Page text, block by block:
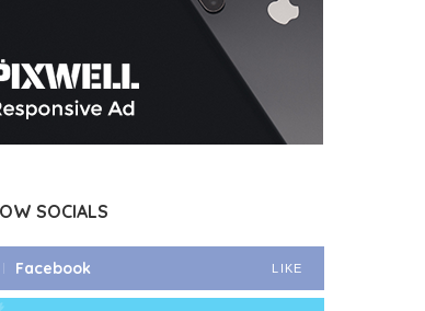
SOCIALS
Facebook LIKE